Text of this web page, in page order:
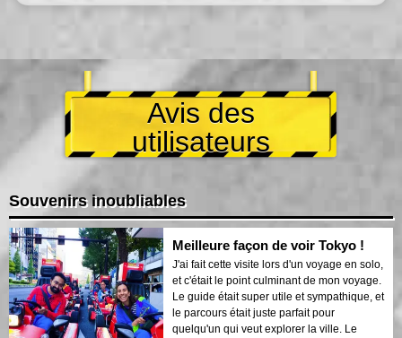
Avis des
utilisateurs
Souvenirs inoubliables
Meilleure façon de voir Tokyo !
J'ai fait cette visite lors d'un voyage en solo,
et c'était le point culminant de mon voyage.
Le guide était super utile et sympathique, et
le parcours était juste parfait pour
quelqu'un qui veut explorer la ville. Le